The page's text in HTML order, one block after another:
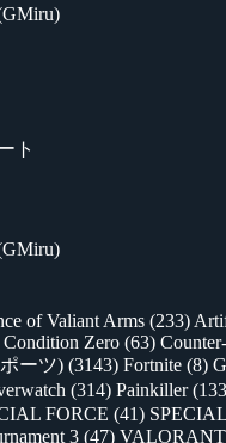
ト
of Valiant Arms (233)
Zero (63)
ポーツ) (3143) Fortnite (8)
(314) Painkiller
FORCE (41)
3 (47) VALORANT